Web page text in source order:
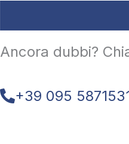
Ancora dubbi?
+39 095